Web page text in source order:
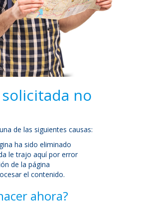
solicitada no
de las siguientes causas:
ha sido eliminado
le trajo aquí por error
de la página
el contenido.
ahora?